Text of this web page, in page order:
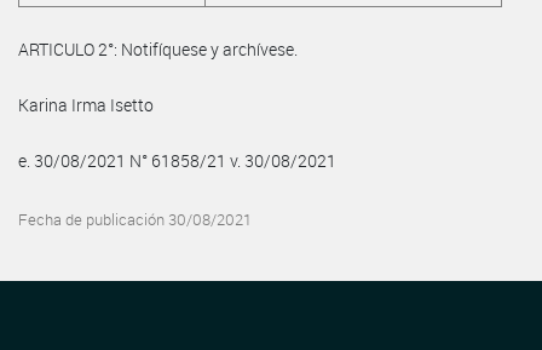
ARTICULO 2°: Notifíquese y archívese.
Karina Irma Isetto
e. 30/08/2021 N° 61858/21 v. 30/08/2021
Fecha de publicación 30/08/2021